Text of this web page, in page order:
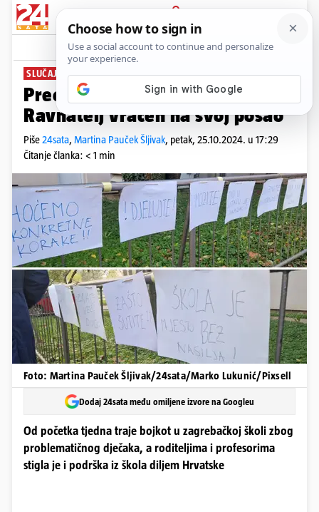
PRIJAVA
News
SLUČAJ PROBLEMATIČNOG DJEČAKA
Preokret u zagrebačkoj školi:
Ravnatelj vraćen na svoj posao
Piše24sata, Martina Pauček Šljivak, petak, 25.10.2024. u 17:29
Čitanje članka: < 1 min
Foto: Martina Pauček Šljivak/24sata/Marko Lukunić/Pixsell
Dodaj 24sata među omiljene izvore na Googleu
Od početka tjedna traje bojkot u zagrebačkoj školi zbog
problematičnog dječaka, a roditeljima i profesorima
stigla je i podrška iz škola diljem Hrvatske